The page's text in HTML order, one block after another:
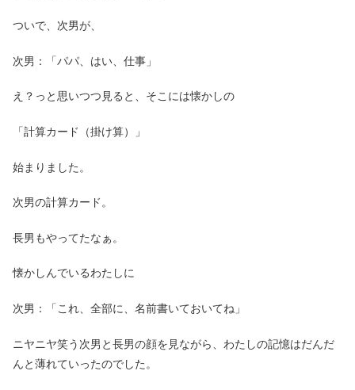
ついで、次男が、
次男：「パパ、はい、仕事」
え？っと思いつつ見ると、そこには懐かしの
「計算カード（掛け算）」
始まりました。
次男の計算カード。
長男もやってたなぁ。
懐かしんでいるわたしに
次男：「これ、全部に、名前書いておいてね」
ニヤニヤ笑う次男と長男の顔を見ながら、わたしの記憶はだんだ
んと薄れていったのでした。